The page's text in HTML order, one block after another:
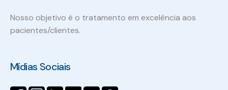
Nosso objetivo é o tratamento em excelência aos
pacientes/clientes.
Mídias Sociais